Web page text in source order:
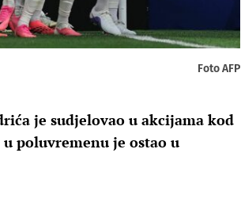
Foto AFP
je sudjelovao u akcijama kod
poluvremenu je ostao u